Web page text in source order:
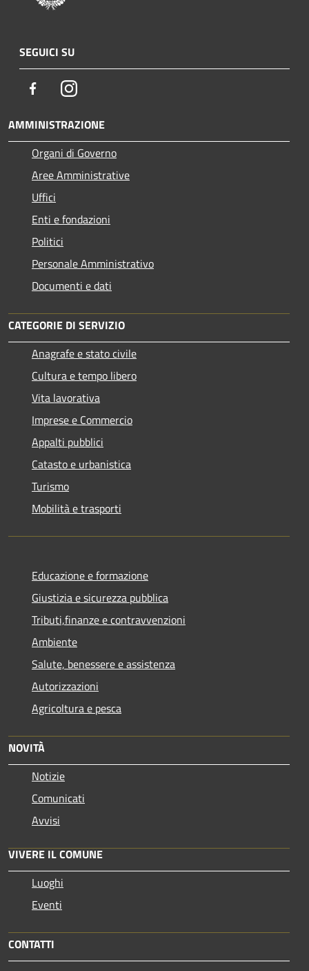
SEGUICI SU
FacebookInstagram
AMMINISTRAZIONE
Organi di Governo
Aree Amministrative
Uffici
Enti e fondazioni
Politici
Personale Amministrativo
Documenti e dati
CATEGORIE DI SERVIZIO
Anagrafe e stato civile
Cultura e tempo libero
Vita lavorativa
Imprese e Commercio
Appalti pubblici
Catasto e urbanistica
Turismo
Mobilità e trasporti
Educazione e formazione
Giustizia e sicurezza pubblica
Tributi,finanze e contravvenzioni
Ambiente
Salute, benessere e assistenza
Autorizzazioni
Agricoltura e pesca
NOVITÀ
Notizie
Comunicati
Avvisi
VIVERE IL COMUNE
Luoghi
Eventi
CONTATTI